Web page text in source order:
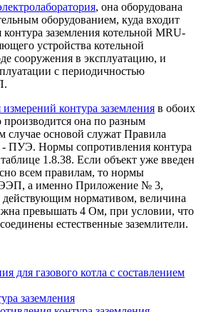
, она оборудована
оборудованием, куда входит
заземления котельной MRU-
устройства котельной
сооружения в эксплуатацию, и
с периодичностью
контура заземления в обоих
производится она по разным
случае основой служат Правила
- ПУЭ. Нормы сопротивления контура
1.8.38. Если объект уже введен
всем правилам, то нормы
а именно Приложение № 3,
действующим нормативом, величина
превышать 4 Ом, при условии, что
естественные заземлители.
для газового котла с составлением
заземления